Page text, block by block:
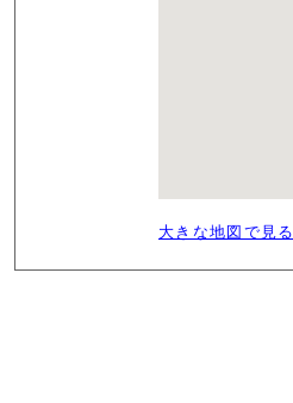
大きな地図で見る